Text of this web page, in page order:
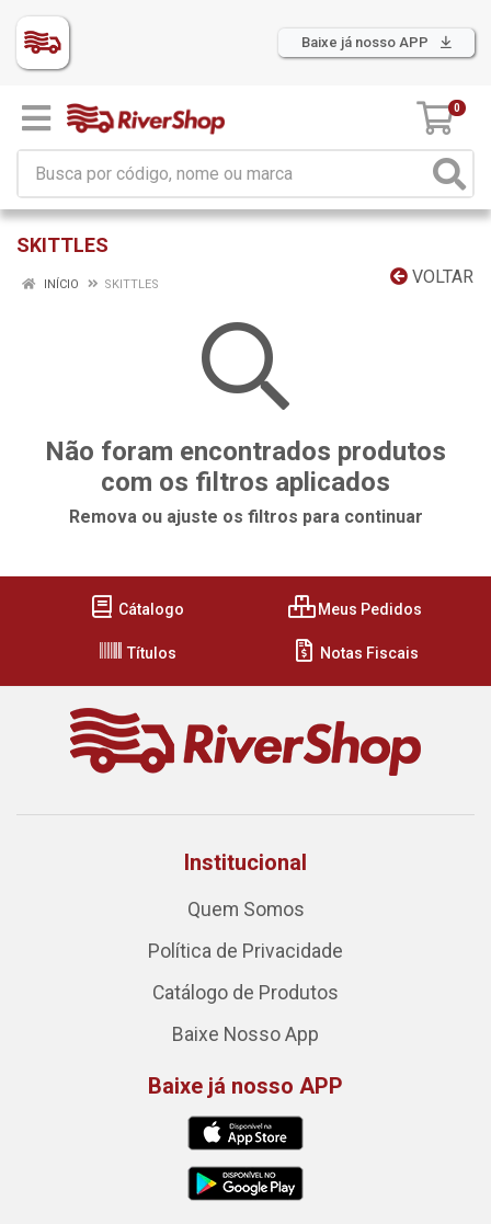
Baixe já nosso APP
0
SKITTLES
VOLTAR
INÍCIO SKITTLES
Não foram encontrados produtos
com os filtros aplicados
Remova ou ajuste os filtros para continuar
Cátalogo Meus Pedidos
Títulos Notas Fiscais
Institucional
Quem Somos
Política de Privacidade
Catálogo de Produtos
Baixe Nosso App
Baixe já nosso APP